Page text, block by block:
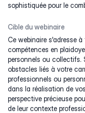
sophistiquée pour le
Cible du webinaire
Ce webinaire s'adresse
compétences en
personnels ou collectifs.
obstacles liés à votre
professionnels ou
dans la réalisation de
perspective précieuse
de leur contexte